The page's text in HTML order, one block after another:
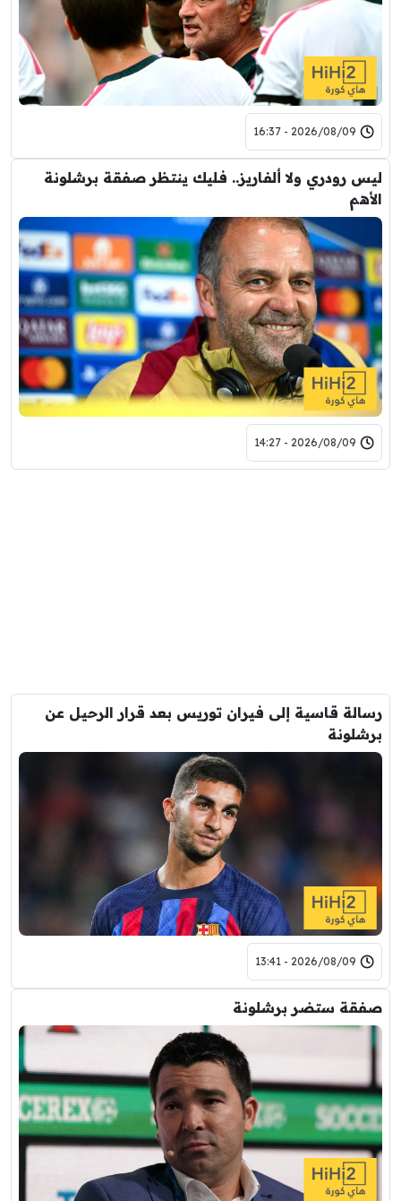
2026/08/09 - 16:37
ليس رودري ولا ألفاريز.. فليك ينتظر صفقة برشلونة
الأهم
2026/08/09 - 14:27
رسالة قاسية إلى فيران توريس بعد قرار الرحيل عن
برشلونة
2026/08/09 - 13:41
صفقة ستضر برشلونة